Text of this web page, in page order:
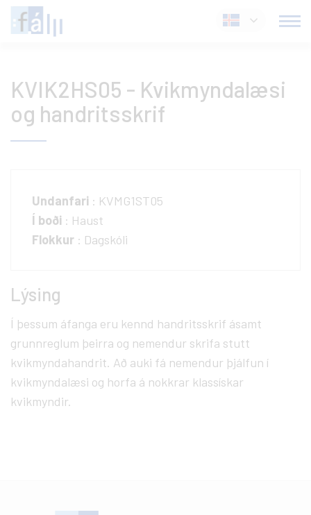
Fara
í
Íslenska
KVIK2HS05 - Kvikmyndalæsi
og handritsskrif
Undanfari : KVMG1ST05
Í boði : Haust
Flokkur : Dagskóli
Lýsing
Í þessum áfanga eru kennd handritsskrif ásamt
grunnreglum þeirra og nemendur skrifa stutt
kvikmyndahandrit. Að auki fá nemendur þjálfun í
kvikmyndalæsi og horfa á nokkrar klassískar
kvikmyndir.